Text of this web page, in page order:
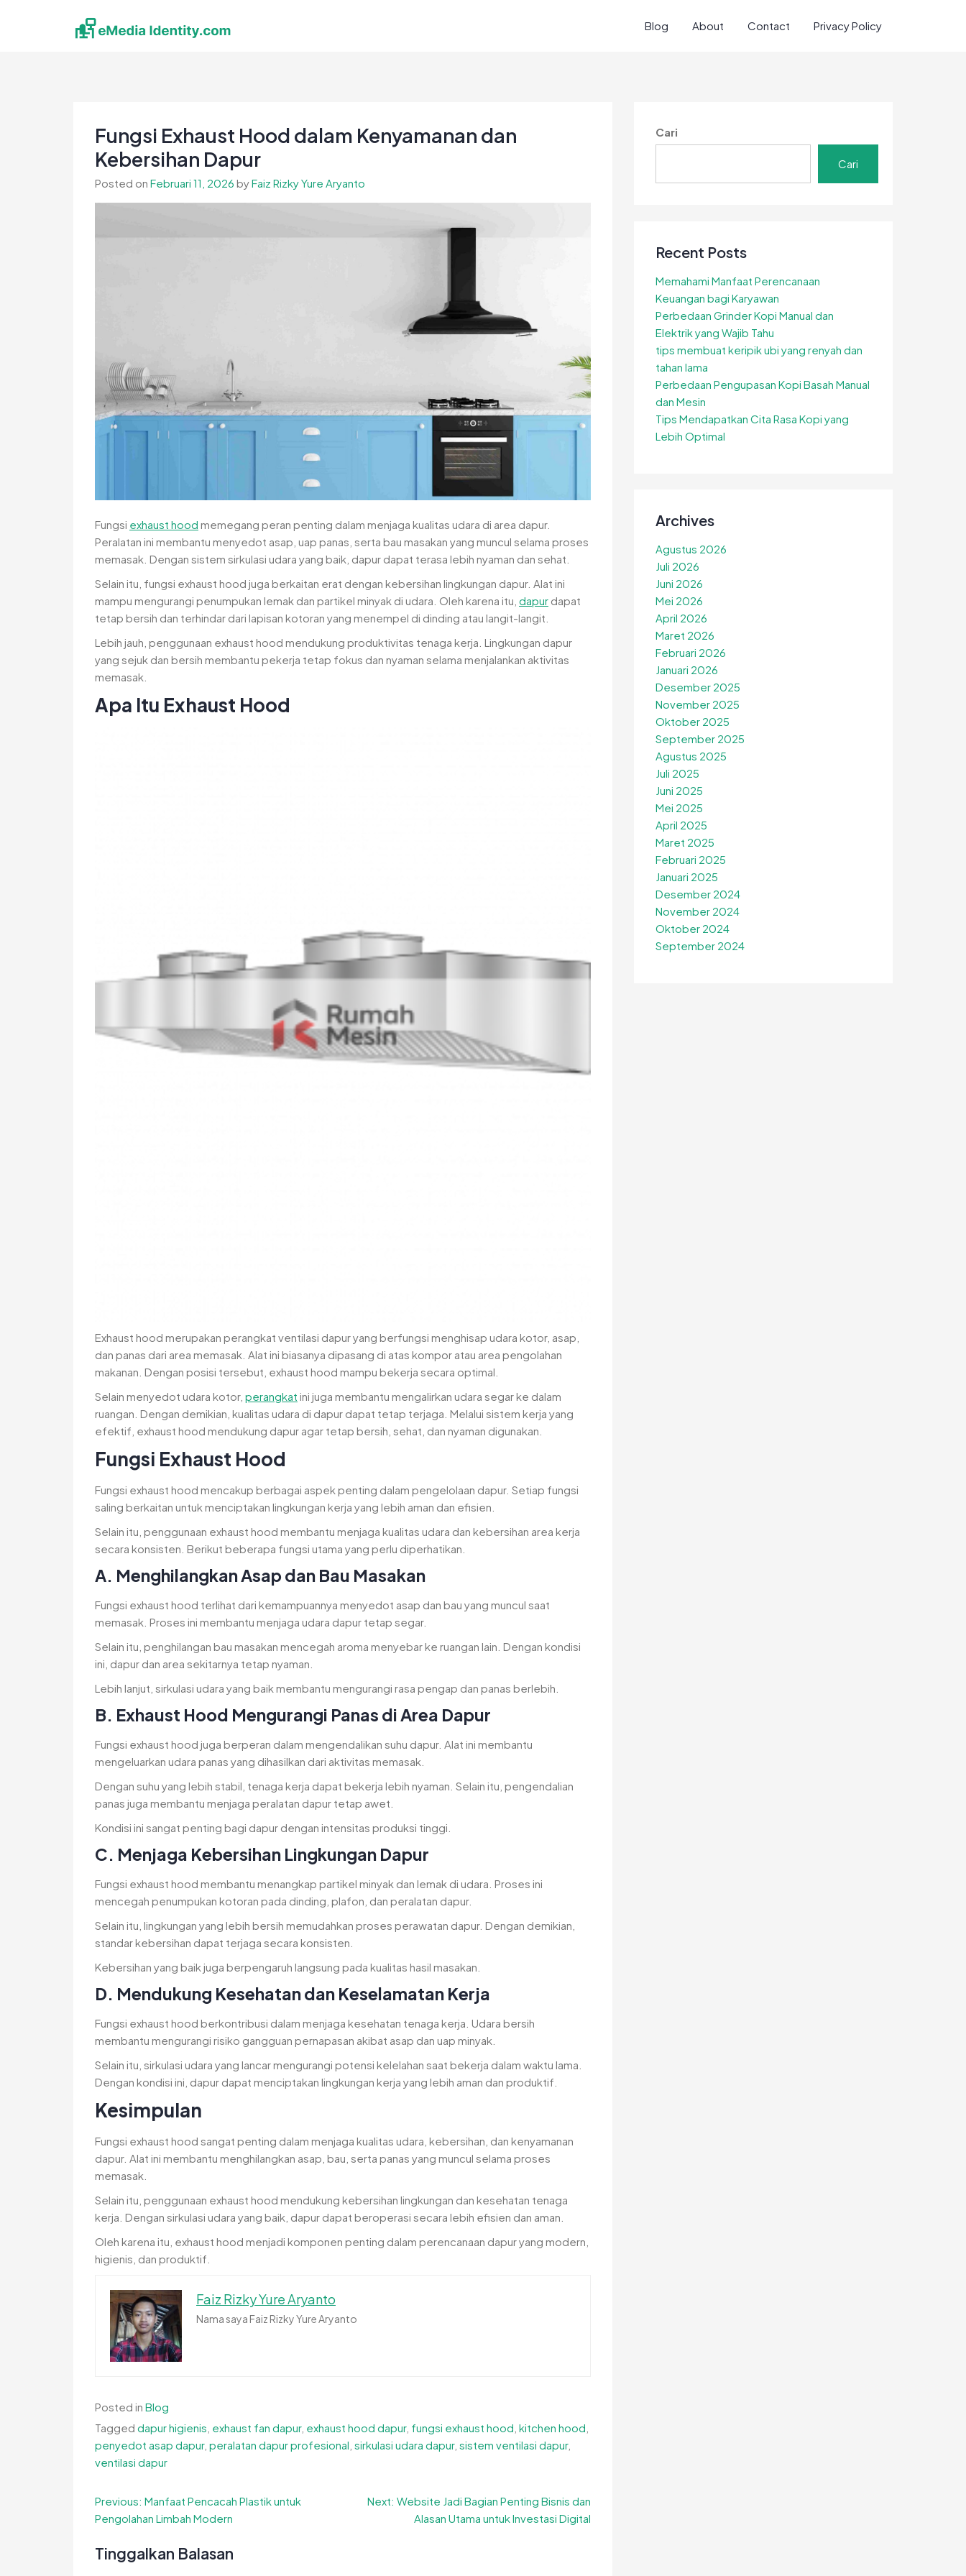
Blog About Contact Privacy Policy
Fungsi Exhaust Hood dalam Kenyamanan dan
Kebersihan Dapur
Posted on Februari 11, 2026 byFaiz Rizky Yure Aryanto
Fungsi exhaust hood memegang peran penting dalam menjaga kualitas udara di area dapur.
Peralatan ini membantu menyedot asap, uap panas, serta bau masakan yang muncul selama proses
memasak. Dengan sistem sirkulasi udara yang baik, dapur dapat terasa lebih nyaman dan sehat.
Selain itu, fungsi exhaust hood juga berkaitan erat dengan kebersihan lingkungan dapur. Alat ini
mampu mengurangi penumpukan lemak dan partikel minyak di udara. Oleh karena itu, dapur dapat
tetap bersih dan terhindar dari lapisan kotoran yang menempel di dinding atau langit-langit.
Lebih jauh, penggunaan exhaust hood mendukung produktivitas tenaga kerja. Lingkungan dapur
yang sejuk dan bersih membantu pekerja tetap fokus dan nyaman selama menjalankan aktivitas
memasak.
Apa Itu Exhaust Hood
Exhaust hood merupakan perangkat ventilasi dapur yang berfungsi menghisap udara kotor, asap,
dan panas dari area memasak. Alat ini biasanya dipasang di atas kompor atau area pengolahan
makanan. Dengan posisi tersebut, exhaust hood mampu bekerja secara optimal.
Selain menyedot udara kotor, perangkat ini juga membantu mengalirkan udara segar ke dalam
ruangan. Dengan demikian, kualitas udara di dapur dapat tetap terjaga. Melalui sistem kerja yang
efektif, exhaust hood mendukung dapur agar tetap bersih, sehat, dan nyaman digunakan.
Fungsi Exhaust Hood
Fungsi exhaust hood mencakup berbagai aspek penting dalam pengelolaan dapur. Setiap fungsi
saling berkaitan untuk menciptakan lingkungan kerja yang lebih aman dan efisien.
Selain itu, penggunaan exhaust hood membantu menjaga kualitas udara dan kebersihan area kerja
secara konsisten. Berikut beberapa fungsi utama yang perlu diperhatikan.
A. Menghilangkan Asap dan Bau Masakan
Fungsi exhaust hood terlihat dari kemampuannya menyedot asap dan bau yang muncul saat
memasak. Proses ini membantu menjaga udara dapur tetap segar.
Selain itu, penghilangan bau masakan mencegah aroma menyebar ke ruangan lain. Dengan kondisi
ini, dapur dan area sekitarnya tetap nyaman.
Lebih lanjut, sirkulasi udara yang baik membantu mengurangi rasa pengap dan panas berlebih.
B. Exhaust Hood Mengurangi Panas di Area Dapur
Fungsi exhaust hood juga berperan dalam mengendalikan suhu dapur. Alat ini membantu
mengeluarkan udara panas yang dihasilkan dari aktivitas memasak.
Dengan suhu yang lebih stabil, tenaga kerja dapat bekerja lebih nyaman. Selain itu, pengendalian
panas juga membantu menjaga peralatan dapur tetap awet.
Kondisi ini sangat penting bagi dapur dengan intensitas produksi tinggi.
C. Menjaga Kebersihan Lingkungan Dapur
Fungsi exhaust hood membantu menangkap partikel minyak dan lemak di udara. Proses ini
mencegah penumpukan kotoran pada dinding, plafon, dan peralatan dapur.
Selain itu, lingkungan yang lebih bersih memudahkan proses perawatan dapur. Dengan demikian,
standar kebersihan dapat terjaga secara konsisten.
Kebersihan yang baik juga berpengaruh langsung pada kualitas hasil masakan.
D. Mendukung Kesehatan dan Keselamatan Kerja
Fungsi exhaust hood berkontribusi dalam menjaga kesehatan tenaga kerja. Udara bersih
membantu mengurangi risiko gangguan pernapasan akibat asap dan uap minyak.
Selain itu, sirkulasi udara yang lancar mengurangi potensi kelelahan saat bekerja dalam waktu lama.
Dengan kondisi ini, dapur dapat menciptakan lingkungan kerja yang lebih aman dan produktif.
Kesimpulan
Fungsi exhaust hood sangat penting dalam menjaga kualitas udara, kebersihan, dan kenyamanan
dapur. Alat ini membantu menghilangkan asap, bau, serta panas yang muncul selama proses
memasak.
Selain itu, penggunaan exhaust hood mendukung kebersihan lingkungan dan kesehatan tenaga
kerja. Dengan sirkulasi udara yang baik, dapur dapat beroperasi secara lebih efisien dan aman.
Oleh karena itu, exhaust hood menjadi komponen penting dalam perencanaan dapur yang modern,
higienis, dan produktif.
Faiz Rizky Yure Aryanto
Nama saya Faiz Rizky Yure Aryanto
Posted in Blog
Tagged dapur higienis exhaust fan dapur, exhaust hood dapur, fungsi exhaust hood kitchen hood
penyedot asap dapur, peralatan dapur profesional sirkulasi udara dapur, sistem ventilasi dapur,
ventilasi dapur
Navigasi
pos
Previous: Manfaat Pencacah Plastik untuk
Pengolahan Limbah Modern
Next: Website Jadi Bagian Penting Bisnis dan
Alasan Utama untuk Investasi Digital
Tinggalkan Balasan
Cari
Cari
Recent Posts
Memahami Manfaat Perencanaan
Keuangan bagi Karyawan
Perbedaan Grinder Kopi Manual dan
Elektrik yang Wajib Tahu
tips membuat keripik ubi yang renyah dan
tahan lama
Perbedaan Pengupasan Kopi Basah Manual
dan Mesin
Tips Mendapatkan Cita Rasa Kopi yang
Lebih Optimal
Archives
Agustus 2026
Juli 2026
Juni 2026
Mei 2026
April 2026
Maret 2026
Februari 2026
Januari 2026
Desember 2025
November 2025
Oktober 2025
September 2025
Agustus 2025
Juli 2025
Juni 2025
Mei 2025
April 2025
Maret 2025
Februari 2025
Januari 2025
Desember 2024
November 2024
Oktober 2024
September 2024